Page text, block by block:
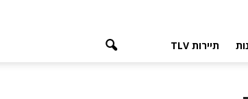
תיירות TLV